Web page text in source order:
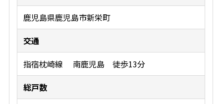
鹿児島県鹿児島市新栄町
交通
指宿枕崎線 南鹿児島 徒歩13分
総戸数